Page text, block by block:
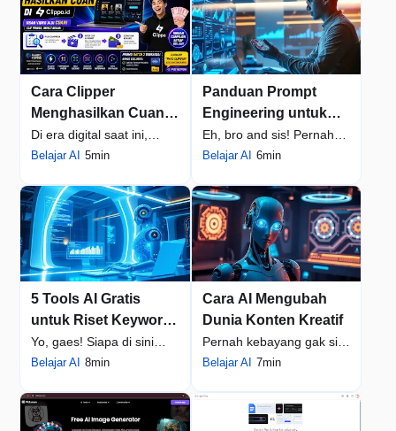
Cara Clipper
Menghasilkan Cuan
dari Web Clippo.id
dengan Bantuan AI
Di era digital saat ini,
membuat konten video
sekadar hobi. Banyak
krea...
Belajar AI 5min
Panduan Prompt
Engineering untuk
Pemula: Bikin AI Jadi
Bestie-mu!
Eh, bro and sis! Pernah
nggak sih lo ngerasa
tembok pas nyuruh AI
biki...
Belajar AI 6min
5 Tools AI Gratis
untuk Riset Keyword:
Bikin Kontenmu
Meledak di Jagat
Yo, gaes! Siapa di sini
yang lagi pusing mikirin
dicari orang? ...
Belajar AI 8min
Cara AI Mengubah
Dunia Konten Kreatif
Pernah kebayang gak sih,
dulu bikin konten itu butuh
berhari-hari? M...
Belajar AI 7min